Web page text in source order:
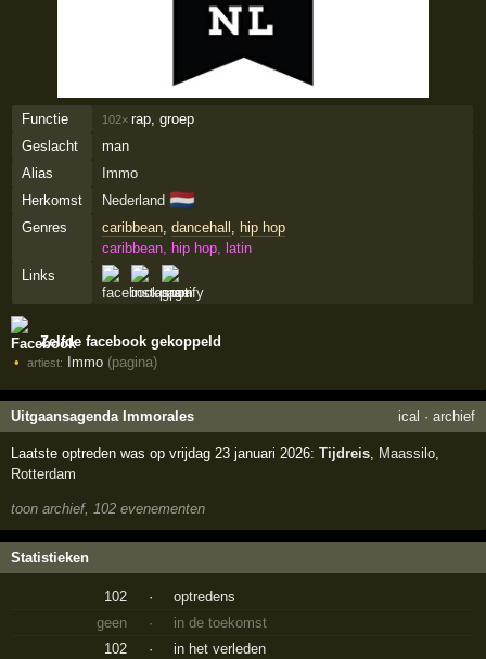
Functie 102× rap, groep
Geslacht
man
Alias
Immo
Herkomst
Nederland 🇳🇱
Genres caribbean, dancehall , hip hop
caribbean, hip hop, latin
Links
Zelfde facebook gekoppeld
artiest: Immo (pagina)
Uitgaansagenda Immorales ical · archief
Laatste optreden was op vrijdag 23 januari 2026:Tijdreis, Maassilo,
Rotterdam
toon archief, 102 evenementen
Statistieken
102 ·
optredens
geen
·
in de toekomst
102
·
in het verleden